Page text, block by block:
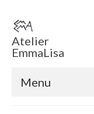
Atelier
EmmaLisa
Menu